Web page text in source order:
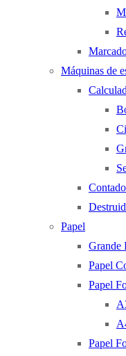
Máquinas de
Papel
Grande
Papel
Papel
Papel